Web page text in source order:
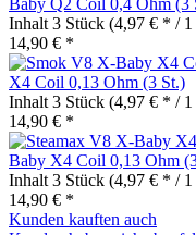
Inhalt 3 Stück (4,97 € * / 1
14,90 € *
X4 Coil 0,13 Ohm (3 St.)
Inhalt 3 Stück (4,97 € * / 1
14,90 € *
Baby X4 Coil 0,13 Ohm
Inhalt 3 Stück (4,97 € * / 1
14,90 € *
Kunden kauften auch